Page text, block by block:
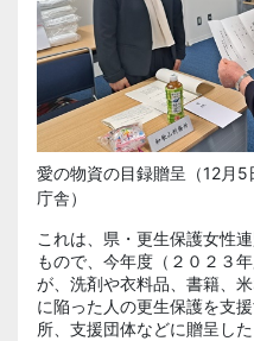
愛の物資の目録贈呈（12月
庁舎）
これは、県・更生保護女性
もので、今年度（２０２３
が、洗剤や衣料品、書籍、
に陥った人の更生保護を支
所、支援団体などに贈呈した